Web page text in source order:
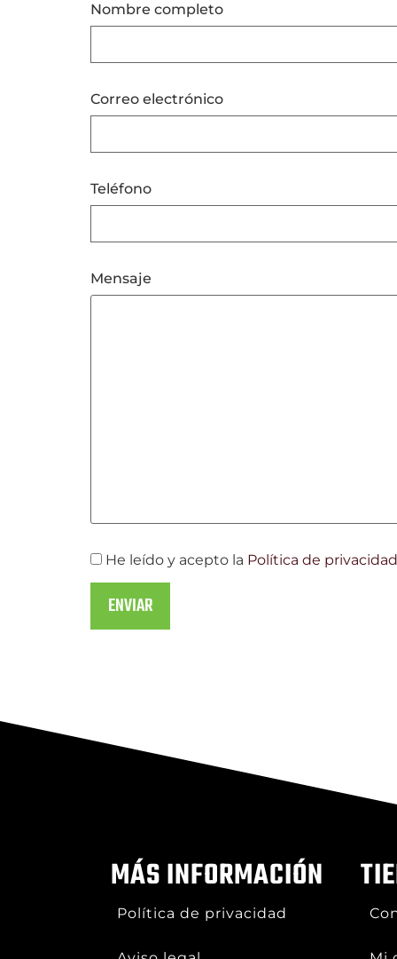
Nombre completo
Correo electrónico
Teléfono
Mensaje
He leído y acepto la Política de privacidad
MÁS INFORMACIÓN
Política de privacidad